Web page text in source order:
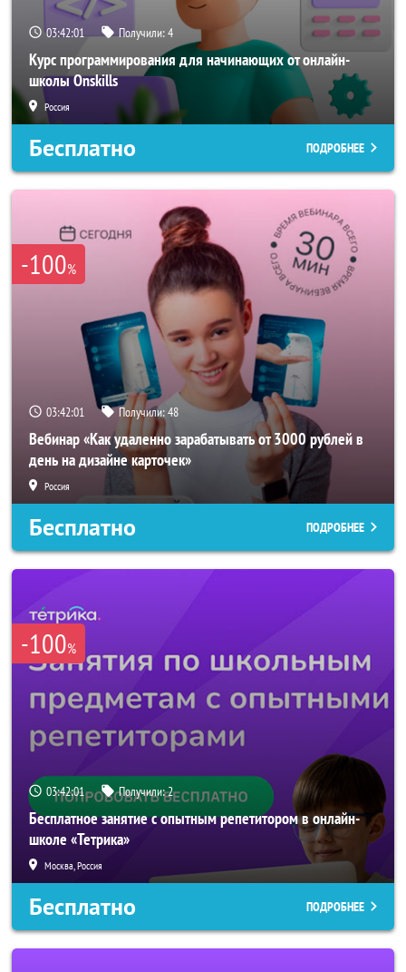
03:41:58 Получили:4
Курс программирования для начинающих от онлайн-
школы Onskills
Россия
Бесплатно ПОДРОБНЕЕ
-100%
03:41:58 Получили:48
Вебинар «Как удаленно зарабатывать от 3000 рублей в
день на дизайне карточек»
Россия
Бесплатно ПОДРОБНЕЕ
-100%
03:41:58 Получили:2
Бесплатное занятие с опытным репетитором в онлайн-
школе «Тетрика»
Москва, Россия
Бесплатно ПОДРОБНЕЕ